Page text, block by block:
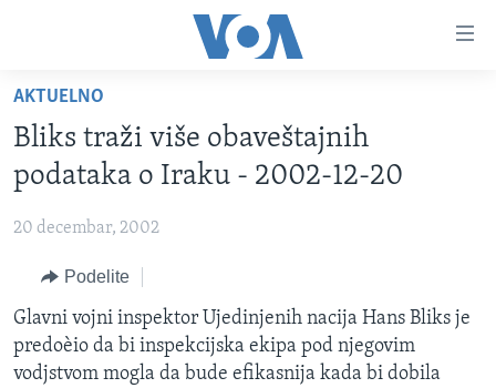
glavni
sadržaj
na
glavnu
pretragu
NASLOVNA
RUBRIKE
BALKAN
GLOBALNE TEME
EKONOMIJA
NAUKA I TEHNOLOGIJA
TV PROGRAM
OTVORENI STUDIO
IZ AMERIKE
PRATITE NAS
AKTUELNO
Bliks traži više obaveštajnih
podataka o Iraku - 2002-12-20
20 decembar, 2002
Podelite
Glavni vojni inspektor Ujedinjenih nacija Hans Bliks je
predoèio da bi inspekcijska ekipa pod njegovim
vodjstvom mogla da bude efikasnija kada bi dobila